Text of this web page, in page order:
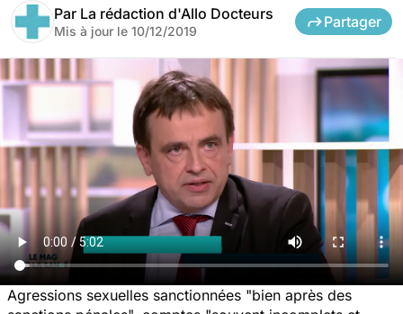
Par La rédaction d'Allo Docteurs
Mis à jour le 10/12/2019
Partager
Agressions sexuelles sanctionnées "bien après des